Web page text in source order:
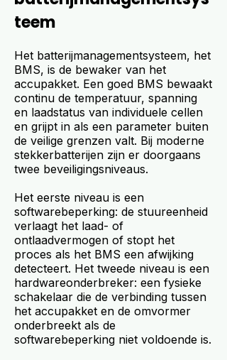
teem
Het batterijmanagementsysteem, het
BMS, is de bewaker van het
accupakket. Een goed BMS bewaakt
continu de temperatuur, spanning
en laadstatus van individuele cellen
en grijpt in als een parameter buiten
de veilige grenzen valt. Bij moderne
stekkerbatterijen zijn er doorgaans
twee beveiligingsniveaus.
Het eerste niveau is een
softwarebeperking: de stuureenheid
verlaagt het laad- of
ontlaadvermogen of stopt het
proces als het BMS een afwijking
detecteert. Het tweede niveau is een
hardwareonderbreker: een fysieke
schakelaar die de verbinding tussen
het accupakket en de omvormer
onderbreekt als de
softwarebeperking niet voldoende is.